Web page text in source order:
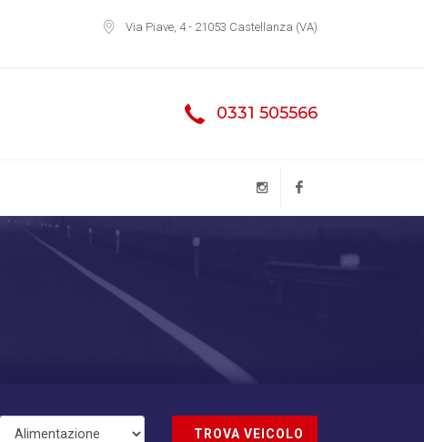
Via Piave, 4 - 21053 Castellanza (VA)
0331 505566
TROVA VEICOLO